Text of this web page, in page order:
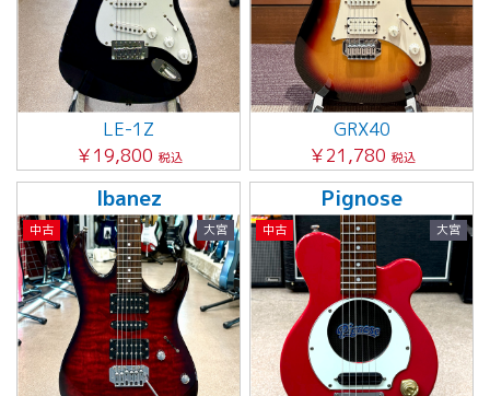
LE-1Z
￥19,800 税込
GRX40
￥21,780 税込
Ibanez
中古 大宮
Pignose
中古 大宮